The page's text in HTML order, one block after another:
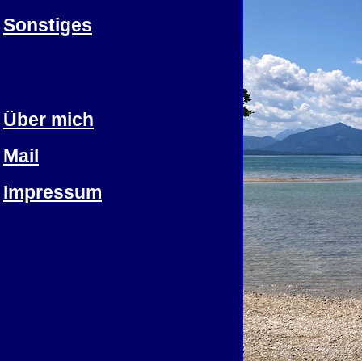
Sonstiges
Über mich
Mail
Impressum